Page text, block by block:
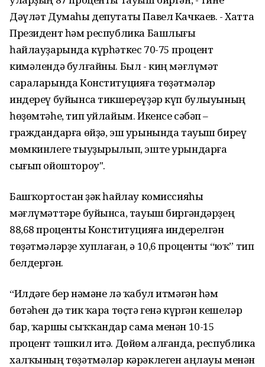
Дәүләт Думаһы депутаты Павел Качкаев. - Хатта
Президент һәм республика Башлығы
һайлауҙарында күрһәткес 70-75 процент
кимәлендә булғайны. Был - киң мәғлүмәт
сараларында Конституцияға төҙәтмәләр
индереү буйынса тикшереүҙәр күп булыуының
һөҙөмтәһе, тип уйлайым. Икенсе сәбәп –
граждандарға өйҙә, эш урынында тауыш биреү
мөмкинлеге тыуҙырылып, эште урындарға
сығып ойоштороу".
Башҡортостан Үҙәк һайлау комиссияһы
мәғлүмәттәре буйынса, тауыш биргәндәрҙең
88,68 проценты Конституцияға индерелгән
төҙәтмәләрҙе хуплаған, ә 10,6 проценты “юҡ” тип
белдергән.
“Илдәге бер нәмәне лә ҡабул итмәгән һәм
бөтәһен дә тик ҡара төҫтә генә күргән кешеләр
бар, ҡаршы сыҡҡандар сама менән 10-15
процент тәшкил итә. Дөйөм алғанда, республика
халҡының төҙәтмәләр кәрәклеген аңлауы менән